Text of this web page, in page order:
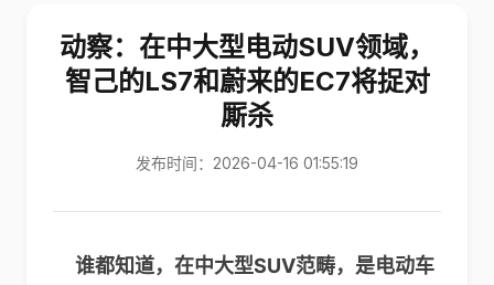
动察：在中大型电动SUV领域，
智己的LS7和蔚来的EC7将捉对
厮杀
发布时间：2026-04-16 01:55:19
谁都知道，在中大型SUV范畴，是电动车